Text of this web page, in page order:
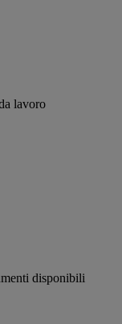
lavoro
disponibili